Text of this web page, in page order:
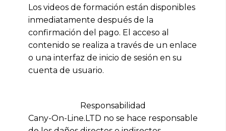
Los videos de formación están disponibles
inmediatamente después de la
confirmación del pago. El acceso al
contenido se realiza a través de un enlace
o una interfaz de inicio de sesión en su
cuenta de usuario.
Responsabilidad
Cany-On-Line.LTD no se hace responsable